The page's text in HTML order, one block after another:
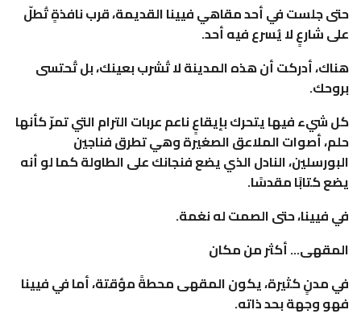
حتى جلست في أحد مقاهي فيينا القديمة، قرب نافذةٍ تُطلّ
على شارعٍ لا يُسرع فيه أحد.
هناك، أدركت أن هذه المدينة لا تُشرب بعينك، بل تُحتسى
بروحك.
كل شيء فيها يتحرك بإيقاعٍ ناعم عربات الترام التي تمرّ كأنها
حلم، أصوات الملاعق الصغيرة وهي تطرق فناجين
البورسلين، النادل الذي يضع فنجانك على الطاولة كما لو أنه
يضع كتابًا مقدسًا.
في فيينا، حتى الصمت له نغمة.
المقهى… أكثر من مكان
في مدنٍ كثيرة، يكون المقهى محطةً مؤقتة، أما في فيينا
فهو وجهة بحد ذاته.